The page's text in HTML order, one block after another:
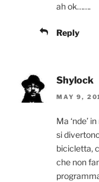
ah ok…….
Reply
Shylock
MAY 9,
Ma ‘nde’
si
bicicletta,
che non